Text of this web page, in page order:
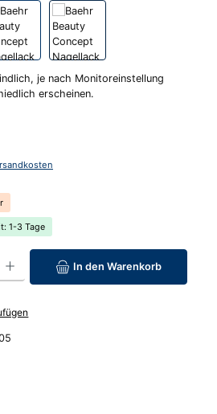
je nach Monitoreinstellung
erscheinen.
1-3 Tage
Wert ein oder benutze die
In den Warenkorb